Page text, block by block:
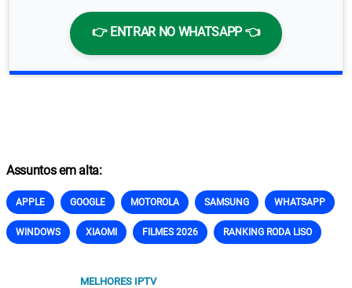
👉 ENTRAR NO WHATSAPP 👈
Assuntos em alta:
APPLE GOOGLE MOTOROLA SAMSUNG WHATSAPP
WINDOWS XIAOMI FILMES 2026 RANKING RODA LISO
MELHORES IPTV